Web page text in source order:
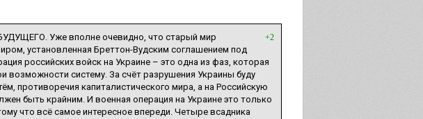
+2
Уже вполне очевидно, что старый мир
установленная Бреттон-Вудским соглашением под
российских войск на Украине – это одна из фаз, которая
систему. За счёт разрушения Украины буду
противоречия капиталистического мира, а на Российскую
быть крайним. И военная операция на Украине это только
что всё самое интересное впереди. Четыре всадника